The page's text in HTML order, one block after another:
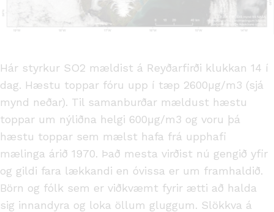
Hár styrkur SO2 mældist á Reyðarfirði klukkan 14 í
dag. Hæstu toppar fóru upp í tæp 2600µg/m3 (sjá
mynd neðar). Til samanburðar mældust hæstu
toppar um nýliðna helgi 600µg/m3 og voru þá
hæstu toppar sem mælst hafa frá upphafi
mælinga árið 1970. Það mesta virðist nú gengið yfir
og gildi fara lækkandi en óvissa er um framhaldið.
Börn og fólk sem er viðkvæmt fyrir ætti að halda
sig innandyra og loka öllum gluggum. Slökkva á